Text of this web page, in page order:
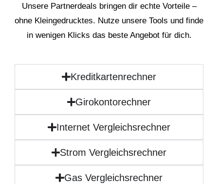
Unsere Partnerdeals bringen dir echte Vorteile –
ohne Kleingedrucktes. Nutze unsere Tools und finde
in wenigen Klicks das beste Angebot für dich.
Kreditkartenrechner
Girokontorechner
Internet Vergleichsrechner
Strom Vergleichsrechner
Gas Vergleichsrechner